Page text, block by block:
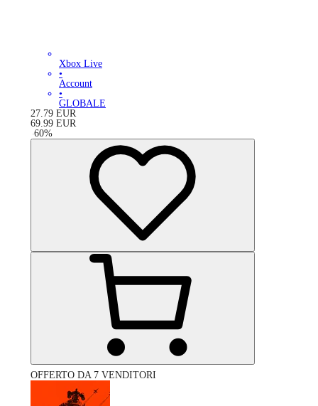
Xbox Live
•
Account
•
GLOBALE
27.79 EUR
69.99 EUR
-60%
OFFERTO DA 7 VENDITORI